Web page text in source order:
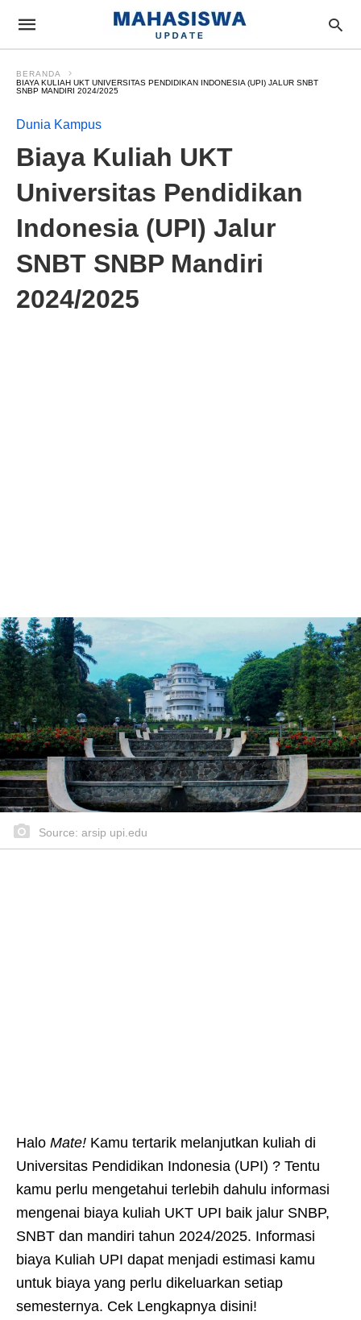
BERANDA
BIAYA KULIAH UKT UNIVERSITAS PENDIDIKAN INDONESIA (UPI) JALUR SNBT
SNBP MANDIRI 2024/2025
Dunia Kampus
Biaya Kuliah UKT
Universitas Pendidikan
Indonesia (UPI) Jalur
SNBT SNBP Mandiri
2024/2025
Source: arsip upi.edu
Halo Mate! Kamu tertarik melanjutkan kuliah di
Universitas Pendidikan Indonesia (UPI) ? Tentu
kamu perlu mengetahui terlebih dahulu informasi
mengenai biaya kuliah UKT UPI baik jalur SNBP,
SNBT dan mandiri tahun 2024/2025. Informasi
biaya Kuliah UPI dapat menjadi estimasi kamu
untuk biaya yang perlu dikeluarkan setiap
semesternya. Cek Lengkapnya disini!